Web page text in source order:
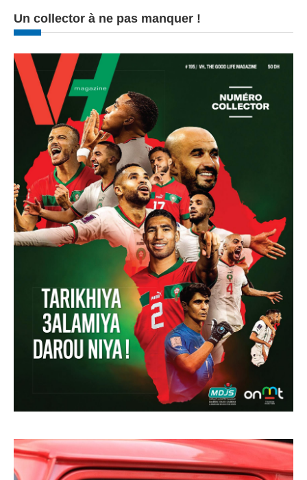
Un collector à ne pas manquer !